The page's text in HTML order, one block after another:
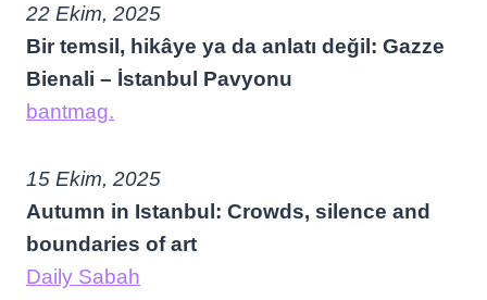
22 Ekim, 2025
Bir temsil, hikâye ya da anlatı değil: Gazze
Bienali – İstanbul Pavyonu
bantmag.
15 Ekim, 2025
Autumn in Istanbul: Crowds, silence and
boundaries of art
Daily Sabah